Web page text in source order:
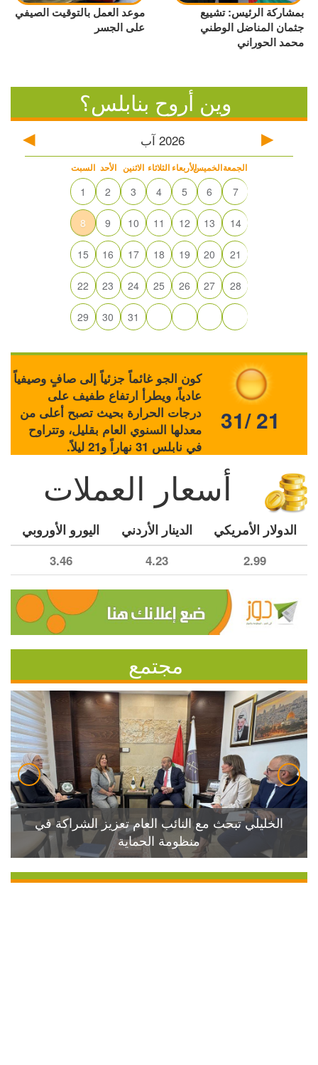
بمشاركة الرئيس: تشييع
جثمان المناضل الوطني
محمد الحوراني
موعد العمل بالتوقيت الصيفي
على الجسر
وين أروح بنابلس؟
2026 آب
السبت الأحد الاثنين الثلاثاء الأربعاءالخميسالجمعة
1 2 3 4 5 6 7
8 9 10 11 12 13 14
15 16 17 18 19 20 21
22 23 24 25 26 27 28
29 30 31
كون الجو غائماً جزئياً إلى صافٍ وصيفياً
عادياً، ويطرأ ارتفاع طفيف على
درجات الحرارة بحيث تصبح أعلى من
معدلها السنوي العام بقليل، وتتراوح
في نابلس 31 نهاراً و21 ليلاً.
31/ 21
أسعار العملات
الدولار الأمريكي الدينار الأردني اليورو الأوروبي
2.99
4.23
3.46
مجتمع
الخليلي تبحث مع النائب العام تعزيز الشراكة في
منظومة الحماية